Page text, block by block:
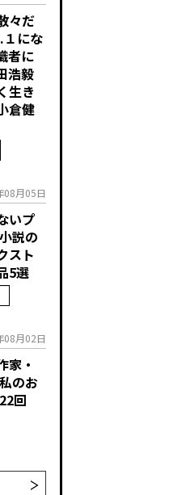
々だ
１にな
者に
浩毅
生き
倉健
08月05日
いプ
説の
スト
5選
08月02日
家・
のお
回